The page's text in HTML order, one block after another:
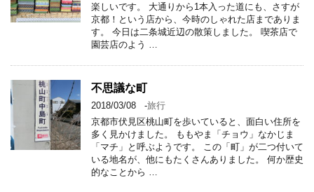
楽しいです。 大通りから1本入った道にも、さすが
京都！という店から、今時のしゃれた店までありま
す。 今日は二条城近辺の散策しました。 喫茶店で
園芸店のよう …
不思議な町
2018/03/08 -旅行
京都市伏見区桃山町を歩いていると、面白い住所を
多く見かけました。 ももやま「チョウ」なかじま
「マチ」と呼ぶようです。 この「町」が二つ付いて
いる地名が、他にもたくさんありました。 何か歴史
的なことから …